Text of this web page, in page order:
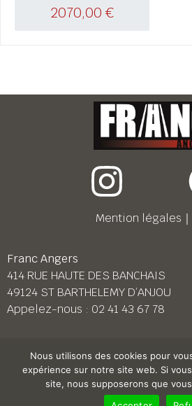
2070,00 €
Mention légales ｜
Franc Angers
414 RUE HAUTE DES BANCHAIS
49124 ST BARTHELEMY D’ANJOU
Appelez-nous : 02 41 43 67 78
Franc Le Mans
158 BD PIERRE LEFAUCHEUX
72230 ARNAGE
02 43 87 38 08
Nous utilisons des cookies pour
expérience sur notre site web. Si
site, nous supposerons que